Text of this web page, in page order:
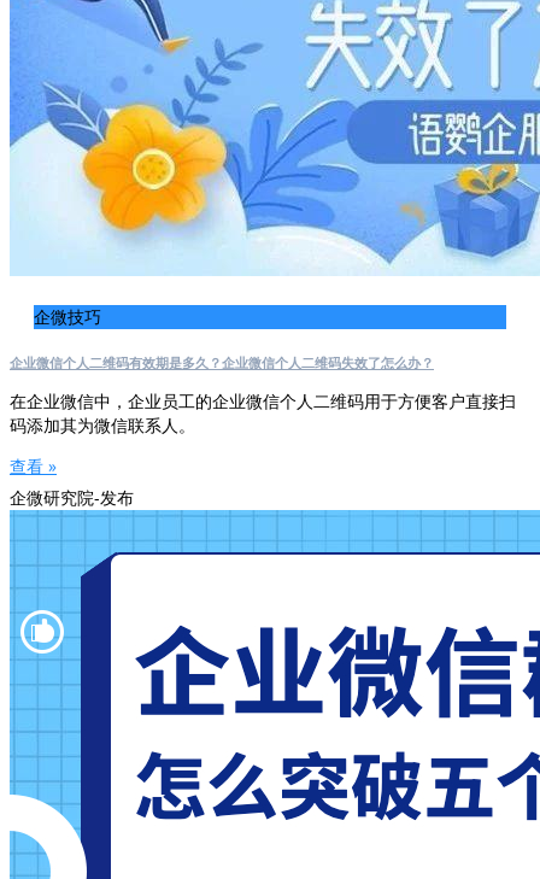
企微技巧
企业微信个人二维码有效期是多久？企业微信个人二维码失效了怎么办？
在企业微信中，企业员工的企业微信个人二维码用于方便客户直接扫
码添加其为微信联系人。
查看 »
企微研究院-发布